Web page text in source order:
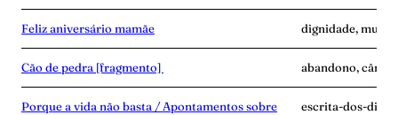
Feliz aniversário mamãe dignidade,
Cão de pedra [fragmento] abandono,
Porque a vida não basta / Apontamentos sobre
escrita-dos-dias,